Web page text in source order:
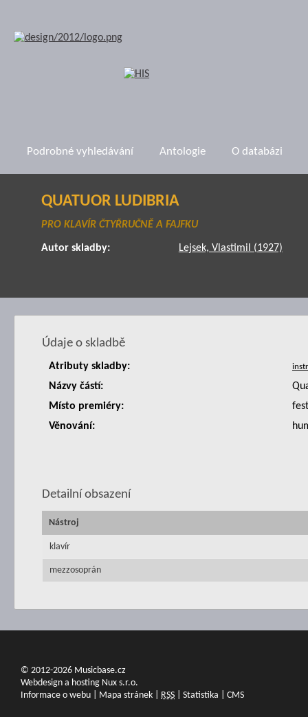
Podrobné vyhledávání Antologie O databázi
QUATUOR LUDIBRIA
PRO KLAVÍR ČTYŘRUČNĚ A FAJFKU
Autor skladby: Lejsek, Vlastimil (1927)
Údaje o skladbě
Atributy skladby:
Názvy částí:
Místo premiéry:
Věnování:
Detailní obsazení
Nástroj
klavír
mezzosoprán
© 2012-2026 Musicbase.cz
Webdesign a hosting Nux s.r.o.
Informace o webu
Mapa stránek RSS Statistika CMS